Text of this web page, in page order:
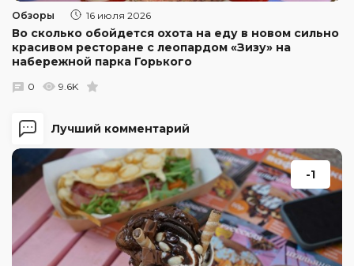
Лучший комментарий
-1
Обзоры 16 июля 2026
Во сколько обойдется охота на еду в новом сильно
красивом ресторане с леопардом «Зизу» на
набережной парка Горького
0 9.6K